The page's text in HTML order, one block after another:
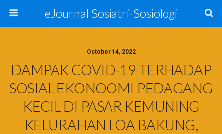
eJournal Sosiatri-Sosiologi
October 14, 2022
DAMPAK COVID-19 TERHADAP
SOSIAL EKONOOMI PEDAGANG
KECIL DI PASAR KEMUNING
KELURAHAN LOA BAKUNG,